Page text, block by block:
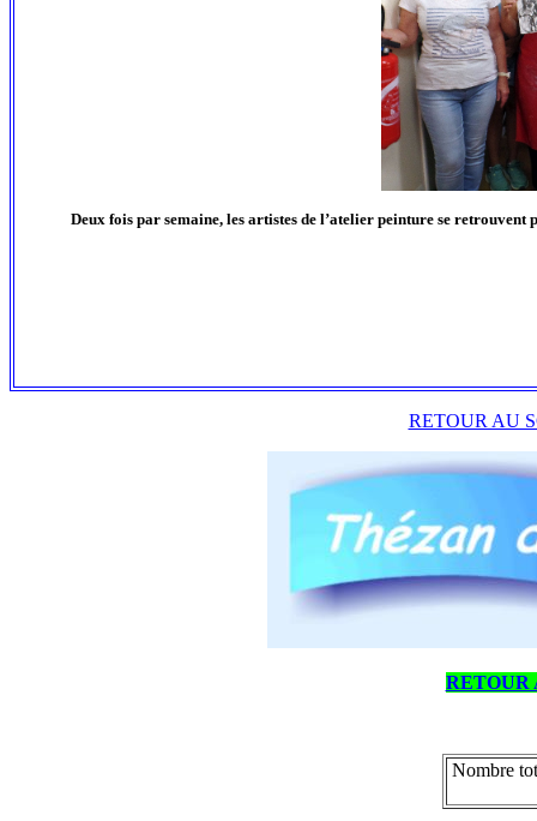
Deux fois par semaine, les artistes de l’atelier peinture se
RETOUR AU
RETOUR
Nombre